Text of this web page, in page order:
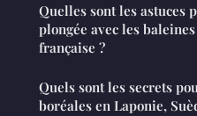
Quelles sont les astuces
plongée avec les
française ?
Quels sont les secrets
boréales en Laponie,